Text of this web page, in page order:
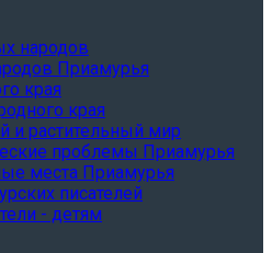
народов
Приамурья
края
края
и растительный мир
проблемы Приамурья
места Приамурья
писателей
- детям